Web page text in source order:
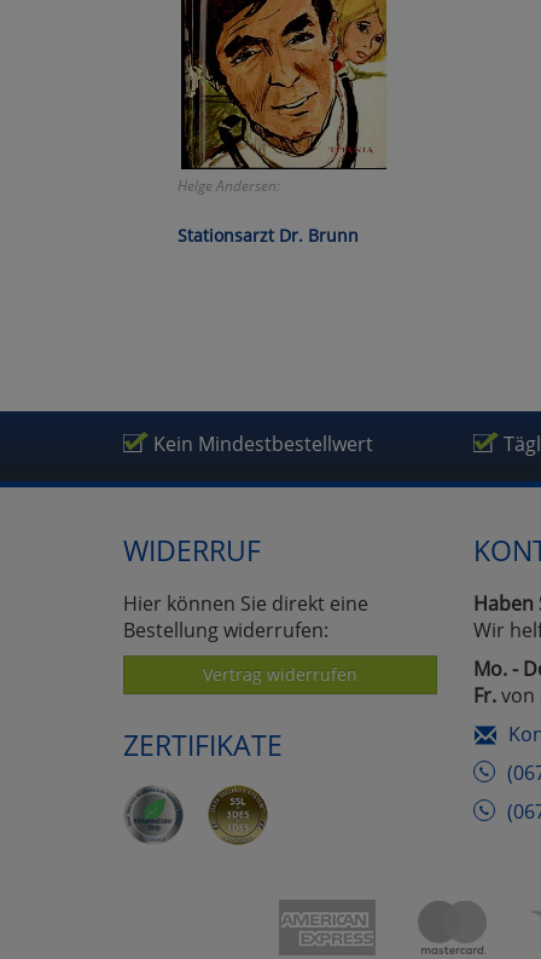
Helge Andersen:
Stationsarzt Dr. Brunn
Kein Mindestbestellwert
WIDERRUF
Hier können Sie direkt eine
Bestellung widerrufen:
Vertrag widerrufen
ZERTIFIKATE
Haben
Wir
Mo. -
Fr.von